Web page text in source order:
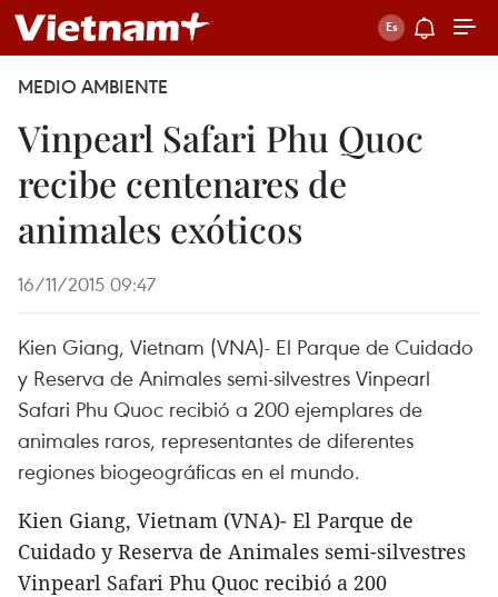
MEDIO AMBIENTE
Vinpearl Safari Phu Quoc
recibe centenares de
animales exóticos
16/11/2015 09:47
Kien Giang, Vietnam (VNA)- El Parque de Cuidado
y Reserva de Animales semi-silvestres Vinpearl
Safari Phu Quoc recibió a 200 ejemplares de
animales raros, representantes de diferentes
regiones biogeográficas en el mundo.
Kien Giang, Vietnam (VNA)- El Parque de
Cuidado y Reserva de Animales semi-silvestres
Vinpearl Safari Phu Quoc recibió a 200